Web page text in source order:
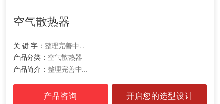
空气散热器
关 键 字： 整理完善中...
产品分类： 空气散热器
产品简介： 整理完善中...
产品咨询 开启您的选型设计